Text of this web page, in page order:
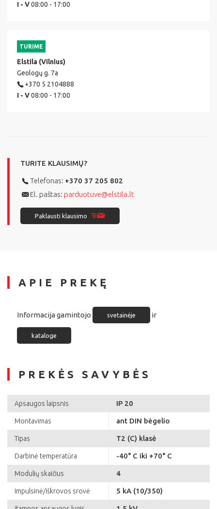
I - V08:00 - 17:00
TURIME
Elstila (Vilnius)
Geologų g. 7a
+370 5 2104888
I - V08:00 - 17:00
TURITE KLAUSIMŲ?
Telefonas: +370 37 205 802
El. paštas: parduotuve@elstila.lt
Paklausti klausimo
APIE PREKĘ
Informacija gamintojo svetainėje ir
kataloge
PREKĖS SAVYBĖS
Apsaugos laipsnis IP 20
Montavimas ant DIN bėgelio
Tipas T2 (C) klasė
Darbinė temperatūra -40° C iki +70° C
Modulių skaičius 4
Impulsinė/iškrovos srovė 5 kA (10/350)